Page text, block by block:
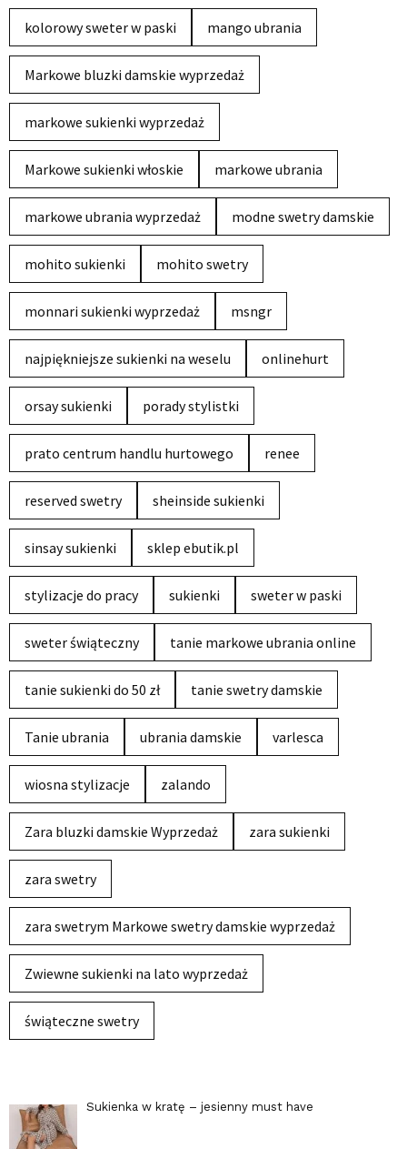
kolorowy sweter w paski mango ubrania
Markowe bluzki damskie wyprzedaż
markowe sukienki wyprzedaż
Markowe sukienki włoskie markowe ubrania
markowe ubrania wyprzedaż modne swetry damskie
mohito sukienki mohito swetry
monnari sukienki wyprzedaż msngr
najpiękniejsze sukienki na weselu onlinehurt
orsay sukienki porady stylistki
prato centrum handlu hurtowego renee
reserved swetry sheinside sukienki
sinsay sukienki sklep ebutik.pl
stylizacje do pracy sukienki sweter w paski
sweter świąteczny tanie markowe ubrania online
tanie sukienki do 50 zł tanie swetry damskie
Tanie ubrania ubrania damskie varlesca
wiosna stylizacje zalando
Zara bluzki damskie Wyprzedaż zara sukienki
zara swetry
zara swetrym Markowe swetry damskie wyprzedaż
Zwiewne sukienki na lato wyprzedaż
świąteczne swetry
Sukienka w kratę – jesienny must have